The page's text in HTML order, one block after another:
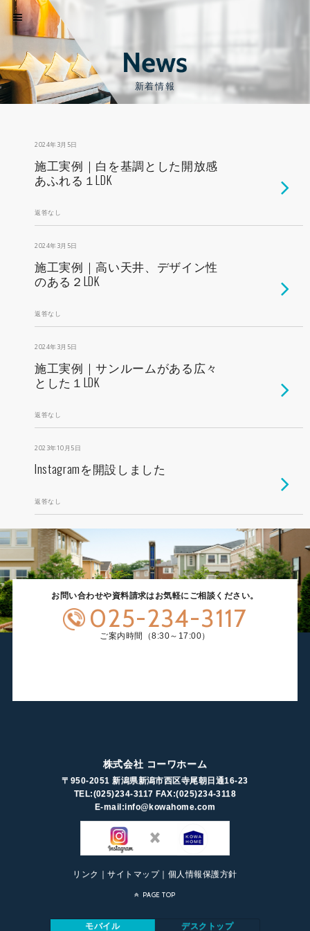
新着情報
2024年3月5日
施工実例｜白を基調とした開放感
あふれる１LDK
返答なし
2024年3月5日
施工実例｜高い天井、デザイン性
のある２LDK
返答なし
2024年3月5日
施工実例｜サンルームがある広々
とした１LDK
返答なし
2023年10月5日
Instagramを開設しました
返答なし
お問い合わせや資料請求はお気軽にご相談ください。
025-234-3117
ご案内時間（8:30～17:00）
株式会社 コーワホーム
〒950-2051 新潟県新潟市西区寺尾朝日通16-23
TEL:(025)234-3117 FAX:(025)234-3118
E-mail:info@kowahome.com
リンク ｜サイトマップ｜ 個人情報保護方針
PAGE TOP
モバイル デスクトップ